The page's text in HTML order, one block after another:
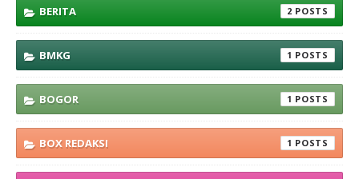
BERITA 2
BMKG 1
BOGOR 1
BOX REDAKSI 1